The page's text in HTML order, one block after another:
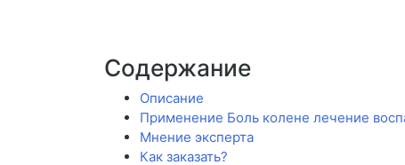
Содержание
Описание
Применение Боль колене лечение
Мнение эксперта
Как заказать?